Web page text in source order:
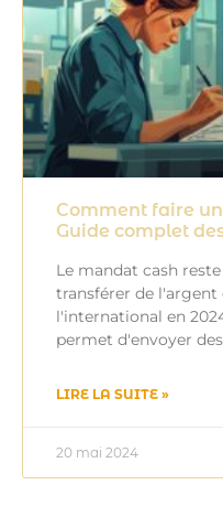
Comment faire
Guide complet
Le mandat cash
transférer de l'argent
l'international en
permet d'envoyer des
LIRE LA SUITE »
20 mai 2024